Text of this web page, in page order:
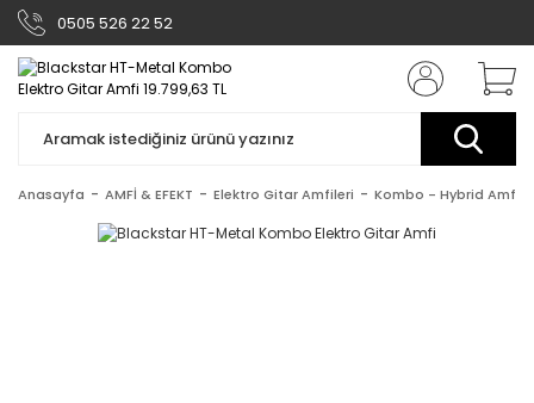
0505 526 22 52
Anasayfa AMFİ & EFEKT Elektro Gitar Amfileri Kombo - Hybrid